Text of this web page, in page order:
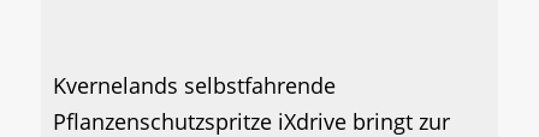
Kvernelands selbstfahrende
Pflanzenschutzspritze iXdrive bringt zur